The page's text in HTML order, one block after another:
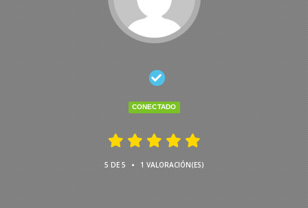
CONECTADO
5 DE 5 • 1 VALORACIÓN(ES)